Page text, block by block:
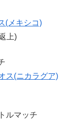
(メキシコ)
上)
ス(ニカラグア)
ルマッチ